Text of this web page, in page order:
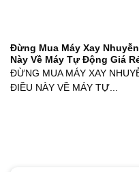
Đừng Mua Máy Xay
Này Về Máy Tự Động Giá
ĐỪNG MUA MÁY XAY
ĐIỀU NÀY VỀ MÁY TỰ...